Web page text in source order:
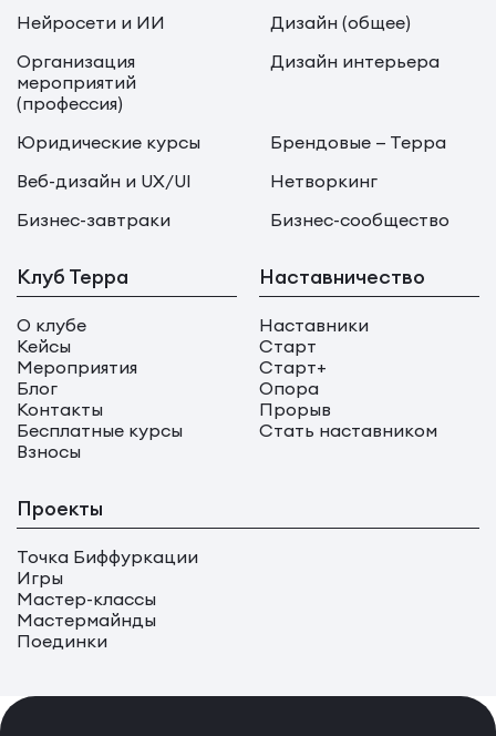
Нейросети и ИИ
Дизайн (общее)
Организация
мероприятий
(профессия)
Дизайн интерьера
Юридические курсы
Брендовые — Терра
Веб-дизайн и UX/UI
Нетворкинг
Бизнес-завтраки
Бизнес-сообщество
Клуб Терра
О клубе
Кейсы
Мероприятия
Блог
Контакты
Бесплатные курсы
Взносы
Наставничество
Наставники
Старт
Старт+
Опора
Прорыв
Стать наставником
Проекты
Точка Биффуркации
Игры
Мастер-классы
Мастермайнды
Поединки